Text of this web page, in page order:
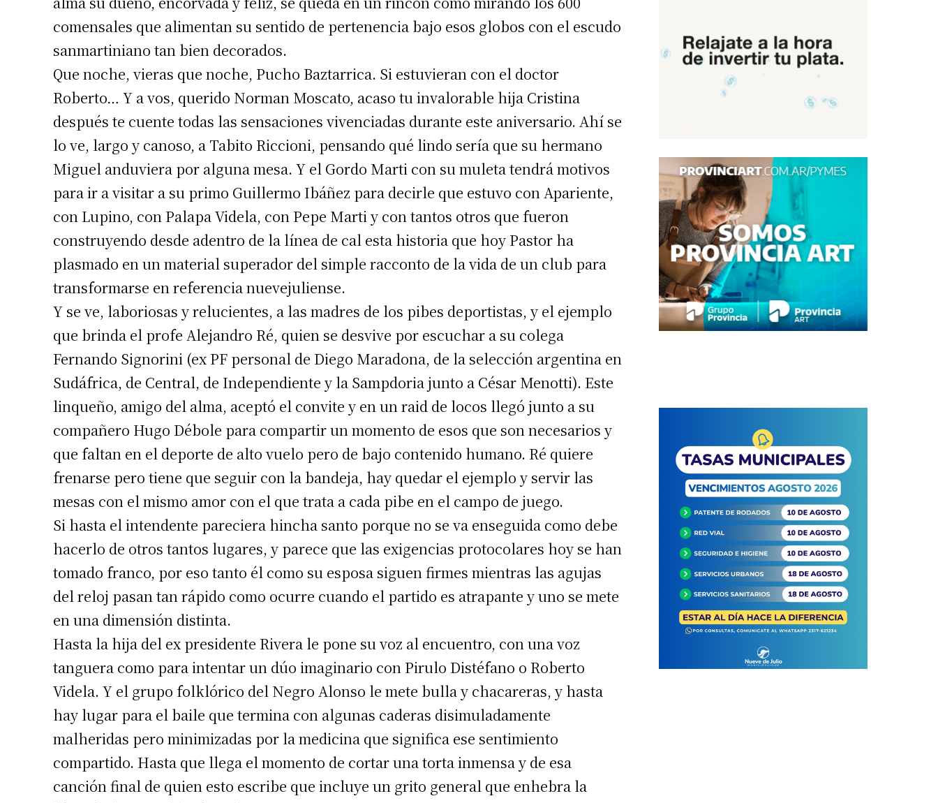
Suscribirme gratis
*Requerido
Dirección de correo electrónico*
Nombre
Apellidos
comensales que alimentan su sentido de pertenencia bajo esos globos con el escudo
sanmartiniano tan bien decorados.
Que noche, vieras que noche, Pucho Baztarrica. Si estuvieran con el doctor
Roberto… Y a vos, querido Norman Moscato, acaso tu invalorable hija Cristina
después te cuente todas las sensaciones vivenciadas durante este aniversario. Ahí se
lo ve, largo y canoso, a Tabito Riccioni, pensando qué lindo sería que su hermano
Miguel anduviera por alguna mesa. Y el Gordo Marti con su muleta tendrá motivos
para ir a visitar a su primo Guillermo Ibáñez para decirle que estuvo con Apariente,
con Lupino, con Palapa Videla, con Pepe Marti y con tantos otros que fueron
construyendo desde adentro de la línea de cal esta historia que hoy Pastor ha
plasmado en un material superador del simple racconto de la vida de un club para
transformarse en referencia nuevejuliense.
Y se ve, laboriosas y relucientes, a las madres de los pibes deportistas, y el ejemplo
que brinda el profe Alejandro Ré, quien se desvive por escuchar a su colega
Fernando Signorini (ex PF personal de Diego Maradona, de la selección argentina en
Sudáfrica, de Central, de Independiente y la Sampdoria junto a César Menotti). Este
linqueño, amigo del alma, aceptó el convite y en un raid de locos llegó junto a su
compañero Hugo Débole para compartir un momento de esos que son necesarios y
que faltan en el deporte de alto vuelo pero de bajo contenido humano. Ré quiere
frenarse pero tiene que seguir con la bandeja, hay quedar el ejemplo y servir las
mesas con el mismo amor con el que trata a cada pibe en el campo de juego.
Si hasta el intendente pareciera hincha santo porque no se va enseguida como debe
hacerlo de otros tantos lugares, y parece que las exigencias protocolares hoy se han
tomado franco, por eso tanto él como su esposa siguen firmes mientras las agujas
del reloj pasan tan rápido como ocurre cuando el partido es atrapante y uno se mete
en una dimensión distinta.
Hasta la hija del ex presidente Rivera le pone su voz al encuentro, con una voz
tanguera como para intentar un dúo imaginario con Pirulo Distéfano o Roberto
Videla. Y el grupo folklórico del Negro Alonso le mete bulla y chacareras, y hasta
hay lugar para el baile que termina con algunas caderas disimuladamente
malheridas pero minimizadas por la medicina que significa ese sentimiento
compartido. Hasta que llega el momento de cortar una torta inmensa y de esa
canción final de quien esto escribe que incluye un grito general que enhebra la